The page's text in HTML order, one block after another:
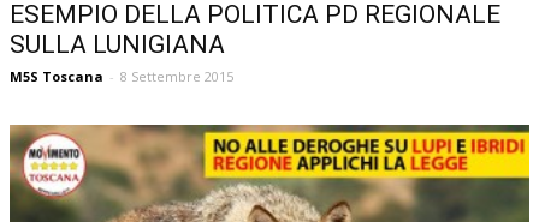
ESEMPIO DELLA POLITICA PD REGIONALE
SULLA LUNIGIANA
M5S Toscana - 8 Settembre 2015